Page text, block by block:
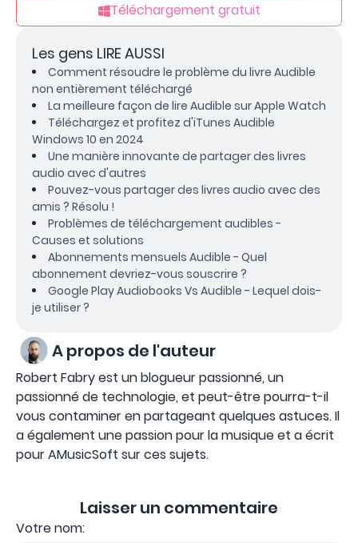
Téléchargement gratuit
Les gens LIRE AUSSI
Comment résoudre le problème du livre Audible
non entièrement téléchargé
La meilleure façon de lire Audible sur Apple Watch
Téléchargez et profitez d'iTunes Audible
Windows 10 en 2024
Une manière innovante de partager des livres
audio avec d'autres
Pouvez-vous partager des livres audio avec des
amis ? Résolu !
Problèmes de téléchargement audibles -
Causes et solutions
Abonnements mensuels Audible - Quel
abonnement devriez-vous souscrire ?
Google Play Audiobooks Vs Audible - Lequel dois-
je utiliser ?
A propos de l'auteur
Robert Fabry est un blogueur passionné, un
passionné de technologie, et peut-être pourra-t-il
vous contaminer en partageant quelques astuces. Il
a également une passion pour la musique et a écrit
pour AMusicSoft sur ces sujets.
Laisser un commentaire
Votre nom: